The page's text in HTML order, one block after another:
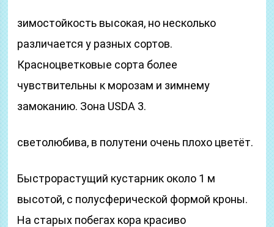
зимостойкость высокая, но несколько
различается у разных сортов.
Красноцветковые сорта более
чувствительны к морозам и зимнему
замоканию. Зона USDA 3.
светолюбива, в полутени очень плохо цветёт.
Быстрорастущий кустарник около 1 м
высотой, с полусферической формой кроны.
На старых побегах кора красиво